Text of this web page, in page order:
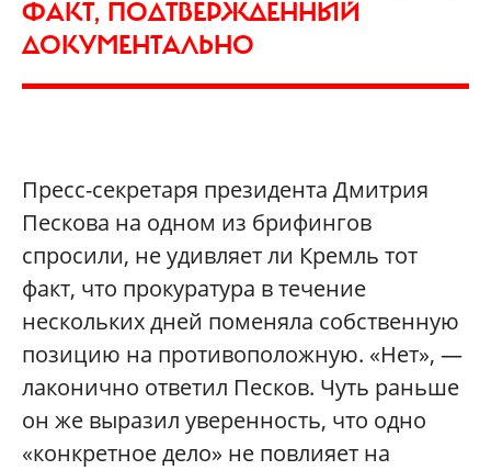
ФАКТ, ПОДТВЕРЖДЕННЫЙ
ДОКУМЕНТАЛЬНО
Пресс-секретаря президента Дмитрия
Пескова на одном из брифингов
спросили, не удивляет ли Кремль тот
факт, что прокуратура в течение
нескольких дней поменяла собственную
позицию на противоположную. «Нет», —
лаконично ответил Песков. Чуть раньше
он же выразил уверенность, что одно
«конкретное дело» не повлияет на